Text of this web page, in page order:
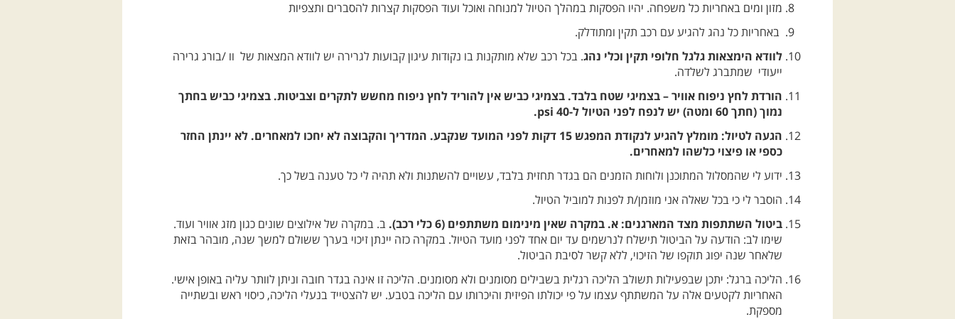
מזון ומים באחריות כל משפחה. יהיו הפסקות במהלך הטיול למנוחה ואוכל ועוד הפסקות קצרות להסברים ותצפיות
באחריות כל נהג להגיע עם רכב תקין ומתודלק.
לוודא הימצאות גלגל חלופי תקין וכלי נהג. בכל רכב שלא מותקנות בו נקודות עיגון קבועות לגרירה יש לוודא המצאות של וו /בורג גרירה
ייעודי שמתברג לשלדה.
הורדת לחץ ניפוח אוויר – בצמיגי שטח בלבד. בצמיגי כביש אין להוריד לחץ ניפוח מחשש לתקרים וצביטות. בצמיגי כביש בחתך
נמוך (חתך 60 ומטה) יש לנפח לפני הטיול ל-40 psi.
הגעה לטיול: מומלץ להגיע לנקודת המפגש 15 דקות לפני המועד שנקבע. המדריך והקבוצה לא יחכו למאחרים. לא יינתן החזר
כספי או פיצוי כלשהו למאחרים.
ידוע לי שהמסלול המתוכנן ולוחות הזמנים הם בגדר תחזית בלבד, עשויים להשתנות ולא תהיה לי כל טענה בשל כך.
הוסבר לי כי בכל שאלה אני מוזמן/ת לפנות למוביל הטיול.
ביטול השתתפות מצד המארגנים: א. במקרה שאין מינימום משתתפים (6 כלי רכב).
ב. במקרה של אילוצים שונים כגון מזג אוויר ועוד.
שימו לב: הודעה על הביטול תישלח לנרשמים עד יום אחד לפני מועד הטיול. במקרה כזה יינתן זיכוי בערך ששולם למשך שנה, מובהר בזאת
שלאחר שנה יפוג תוקפו של הזיכוי, ללא קשר לסיבת הביטול.
הליכה ברגל: יתכן שבפעילות תשולב הליכה רגלית בשבילים מסומנים ולא מסומנים. הליכה זו אינה בגדר חובה וניתן לוותר עליה באופן אישי.
האחריות לקטעים אלה על המשתתף עצמו על פי יכולתו הפיזית והיכרותו עם הליכה בטבע. יש להצטייד בנעלי הליכה, כיסוי ראש ובשתייה
מספקת.